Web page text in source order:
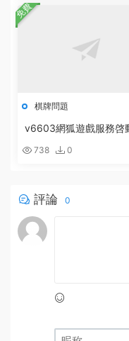
棋牌問題
v6603網狐遊戲服務啓
738 0
免費
評論 0